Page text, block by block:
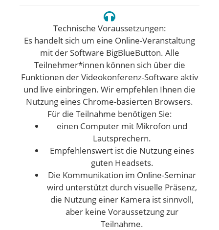
Technische Voraussetzungen:
Es handelt sich um eine Online-Veranstaltung
mit der Software BigBlueButton. Alle
Teilnehmer*innen können sich über die
Funktionen der Videokonferenz-Software aktiv
und live einbringen. Wir empfehlen Ihnen die
Nutzung eines Chrome-basierten Browsers.
Für die Teilnahme benötigen Sie:
einen Computer mit Mikrofon und
Lautsprechern.
Empfehlenswert ist die Nutzung eines
guten Headsets.
Die Kommunikation im Online-Seminar
wird unterstützt durch visuelle Präsenz,
die Nutzung einer Kamera ist sinnvoll,
aber keine Voraussetzung zur
Teilnahme.